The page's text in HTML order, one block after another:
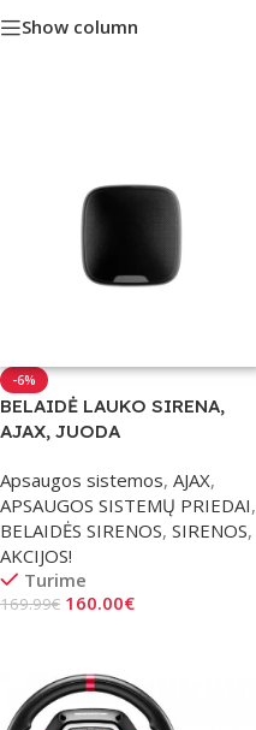
Show column
-6%
BELAIDĖ LAUKO SIRENA,
AJAX, JUODA
Apsaugos sistemos, AJAX,
APSAUGOS SISTEMŲ PRIEDAI,
BELAIDĖS SIRENOS, SIRENOS,
AKCIJOS!
Turime
169.99€ 160.00€